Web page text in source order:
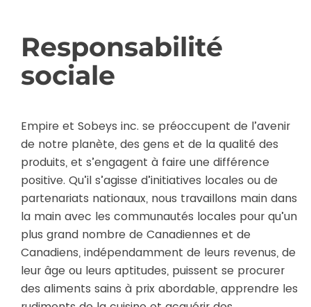
Responsabilité
sociale
Empire et Sobeys inc. se préoccupent de l’avenir
de notre planète, des gens et de la qualité des
produits, et s’engagent à faire une différence
positive. Qu’il s’agisse d’initiatives locales ou de
partenariats nationaux, nous travaillons main dans
la main avec les communautés locales pour qu’un
plus grand nombre de Canadiennes et de
Canadiens, indépendamment de leurs revenus, de
leur âge ou leurs aptitudes, puissent se procurer
des aliments sains à prix abordable, apprendre les